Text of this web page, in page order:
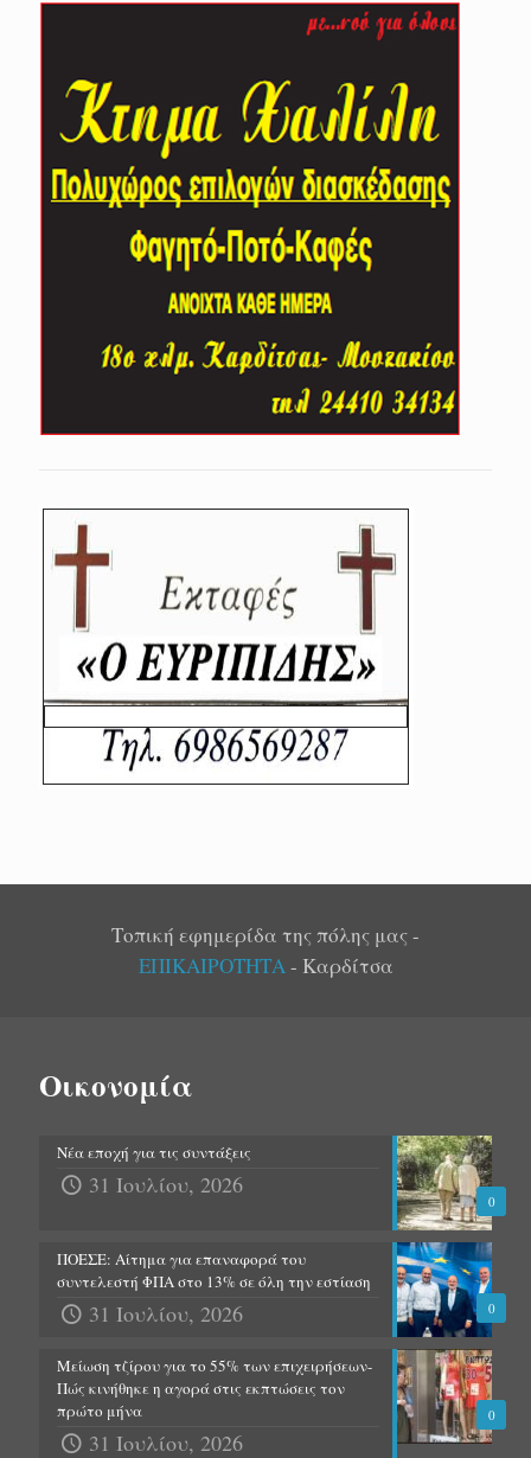
Τοπική εφημερίδα της πόλης μας -
ΕΠΙΚΑΙΡΟΤΗΤΑ- Καρδίτσα
Οικονομία
0
Νέα εποχή για τις συντάξεις
31 Ιουλίου, 2026
0
ΠΟΕΣΕ: Αίτημα για επαναφορά του
συντελεστή ΦΠΑ στο 13% σε όλη την εστίαση
31 Ιουλίου, 2026
0
Μείωση τζίρου για το 55% των επιχειρήσεων-
Πώς κινήθηκε η αγορά στις εκπτώσεις τον
πρώτο μήνα
31 Ιουλίου, 2026